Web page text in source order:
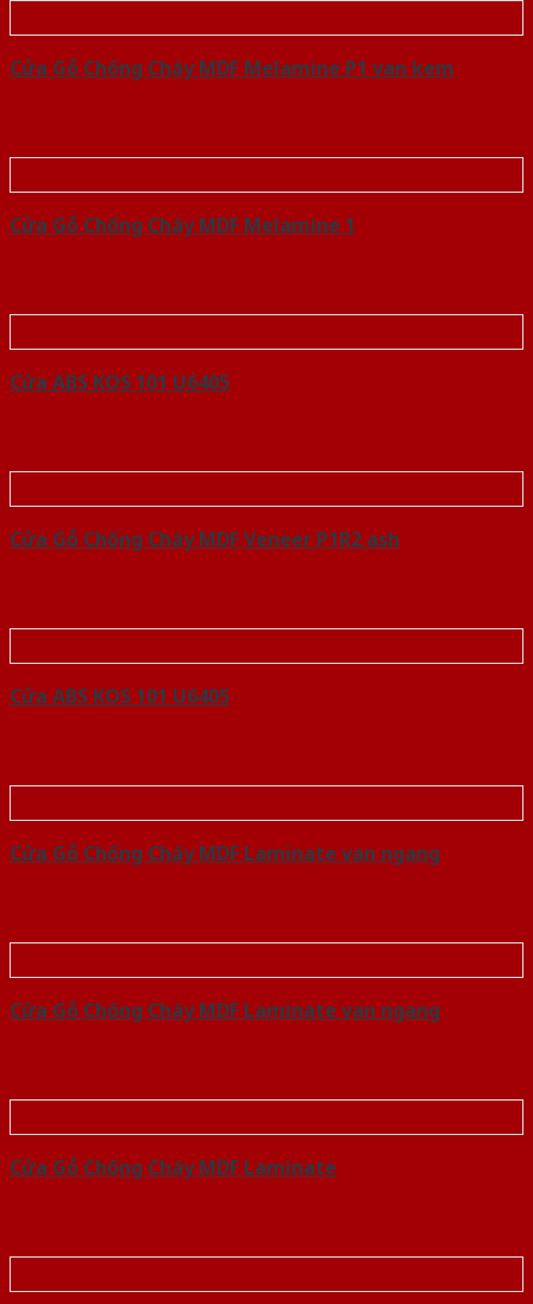
Cửa Gỗ Chống Cháy MDF Melamine P1 van kem
Cửa Gỗ Chống Cháy MDF Melamine 1
Cửa ABS KOS 101 U6405
Cửa Gỗ Chống Cháy MDF Veneer P1R2 ash
Cửa ABS KOS 101 U6405
Cửa Gỗ Chống Cháy MDF Laminate van ngang
Cửa Gỗ Chống Cháy MDF Laminate van ngang
Cửa Gỗ Chống Cháy MDF Laminate